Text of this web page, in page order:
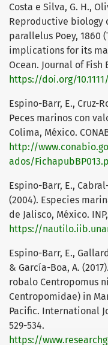
Costa e Silva, G. H.,
Reproductive biology
parallelus Poey, 1860
implications for its
Ocean. Journal of Fish
https://doi.org/
Espino-Barr, E., Cruz-
Peces marinos con
Colima, México.
http://
ados/
Espino-Barr, E.,
(2004). Especies
de Jalisco, México. INP,
https://
Espino-Barr, E.,
& García-Boa, A.
robalo Centropomus
Centropomidae) in
Pacific. International
529-534.
https://